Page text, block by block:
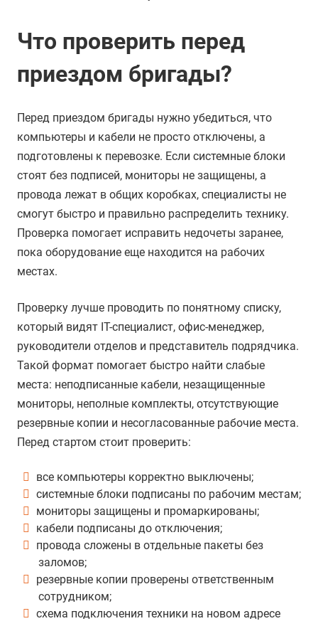
Что проверить перед
приездом бригады?
Перед приездом бригады нужно убедиться, что
компьютеры и кабели не просто отключены, а
подготовлены к перевозке. Если системные блоки
стоят без подписей, мониторы не защищены, а
провода лежат в общих коробках, специалисты не
смогут быстро и правильно распределить технику.
Проверка помогает исправить недочеты заранее,
пока оборудование еще находится на рабочих
местах.
Проверку лучше проводить по понятному списку,
который видят IT-специалист, офис-менеджер,
руководители отделов и представитель подрядчика.
Такой формат помогает быстро найти слабые
места: неподписанные кабели, незащищенные
мониторы, неполные комплекты, отсутствующие
резервные копии и несогласованные рабочие места.
Перед стартом стоит проверить:
все компьютеры корректно выключены;
системные блоки подписаны по рабочим местам;
мониторы защищены и промаркированы;
кабели подписаны до отключения;
провода сложены в отдельные пакеты без
заломов;
резервные копии проверены ответственным
сотрудником;
схема подключения техники на новом адресе